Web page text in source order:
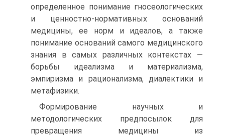
определенное понимание гносеологических
и ценностно-нормативных оснований
медицины, ее норм и идеалов, а также
понимание оснований самого медицинского
знания в самых различных контекстах —
борьбы идеализма и материализма,
эмпиризма и рационализма, диалектики и
метафизики.
Формирование научных и
методологических предпосылок для
превращения медицины из